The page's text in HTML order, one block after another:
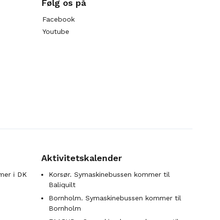
Følg os på
Facebook
Youtube
i DK
Aktivitetskalender
Korsør. Symaskinebussen kommer til
Baliquilt
Bornholm. Symaskinebussen kommer til
Bornholm